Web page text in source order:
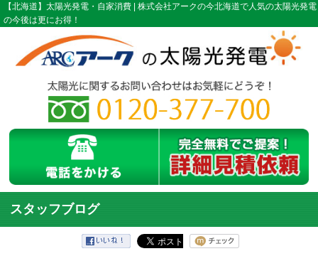
【北海道】太陽光発電・自家消費 | 株式会社アークの今北海道で人気の太陽光発電
の今後は更にお得！
スタッフブログ